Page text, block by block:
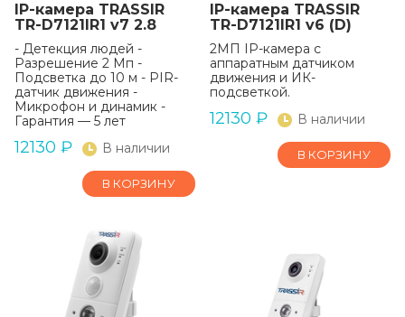
IP-камера TRASSIR
TR-D7121IR1 v7 2.8
- Детекция людей -
Разрешение 2 Мп -
Подсветка до 10 м - PIR-
датчик движения -
Микрофон и динамик -
Гарантия — 5 лет
12130 ₽ В наличии
В КОРЗИНУ
IP-камера TRASSIR
TR-D7121IR1 v6 (D)
2MП IP-камера с
аппаратным датчиком
движения и ИК-
подсветкой.
12130 ₽ В наличии
В КОРЗИНУ